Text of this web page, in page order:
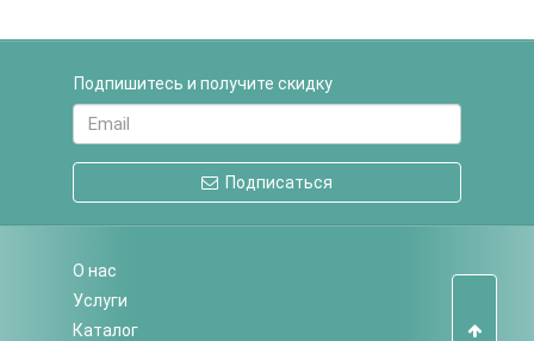
Подпишитесь и получите скидку
Подписаться
О нас
Услуги
Каталог